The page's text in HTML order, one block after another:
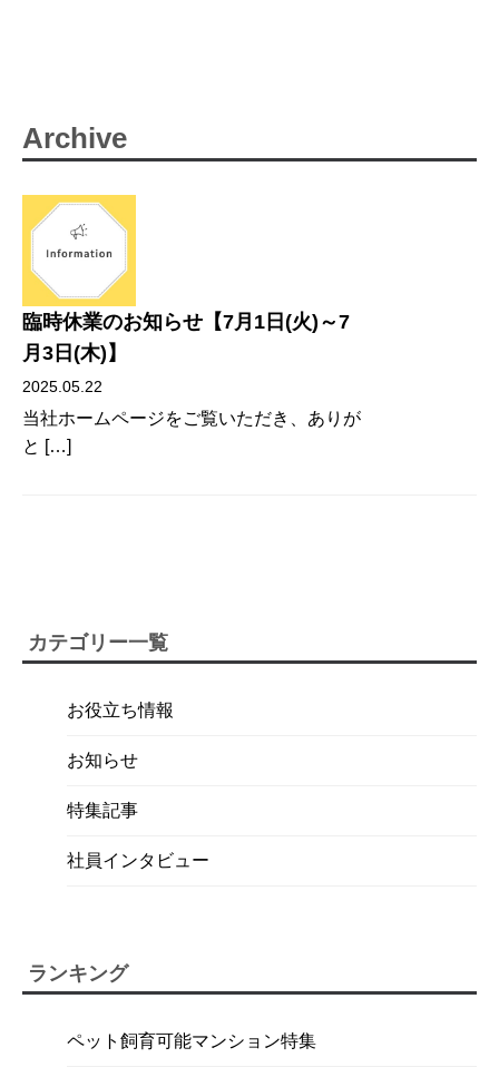
Archive
臨時休業のお知らせ【7月1日(火)～7
月3日(木)】
2025.05.22
当社ホームページをご覧いただき、ありが
と […]
カテゴリー一覧
お役立ち情報
お知らせ
特集記事
社員インタビュー
ランキング
ペット飼育可能マンション特集